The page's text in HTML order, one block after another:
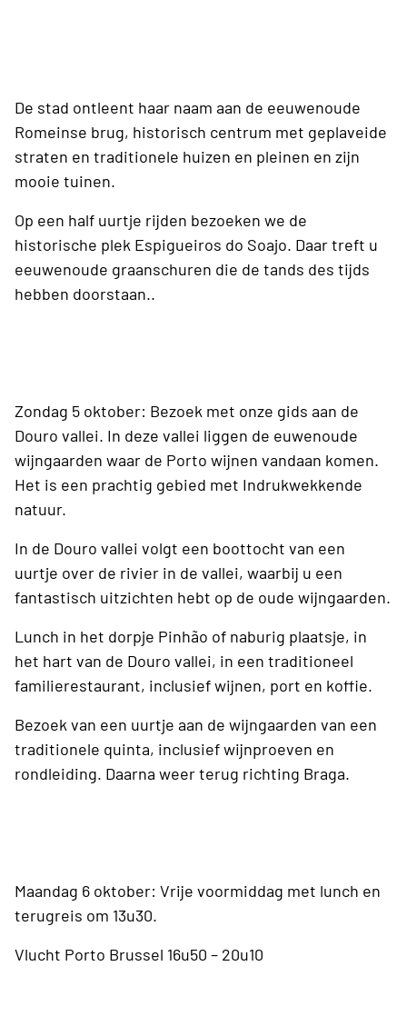
De stad ontleent haar naam aan de eeuwenoude
Romeinse brug, historisch centrum met geplaveide
straten en traditionele huizen en pleinen en zijn
mooie tuinen.
Op een half uurtje rijden bezoeken we de
historische plek Espigueiros do Soajo. Daar treft u
eeuwenoude graanschuren die de tands des tijds
hebben doorstaan..
Zondag 5 oktober: Bezoek met onze gids aan de
Douro vallei. In deze vallei liggen de euwenoude
wijngaarden waar de Porto wijnen vandaan komen.
Het is een prachtig gebied met Indrukwekkende
natuur.
In de Douro vallei volgt een boottocht van een
uurtje over de rivier in de vallei, waarbij u een
fantastisch uitzichten hebt op de oude wijngaarden.
Lunch in het dorpje Pinhão of naburig plaatsje, in
het hart van de Douro vallei, in een traditioneel
familierestaurant, inclusief wijnen, port en koffie.
Bezoek van een uurtje aan de wijngaarden van een
traditionele quinta, inclusief wijnproeven en
rondleiding. Daarna weer terug richting Braga.
Maandag 6 oktober: Vrije voormiddag met lunch en
terugreis om 13u30.
Vlucht Porto Brussel 16u50 – 20u10